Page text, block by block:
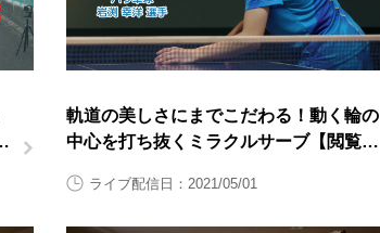
軌道の美しさにまでこだわる！動く輪の
中心を打ち抜くミラクルサーブ【閲覧ス
ライブ配信日：2021/05/01